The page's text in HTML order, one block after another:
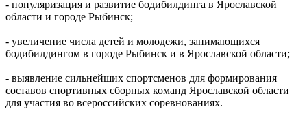
- популяризация и развитие бодибилдинга в Ярославской
области и городе Рыбинск;
- увеличение числа детей и молодежи, занимающихся
бодибилдингом в городе Рыбинск и в Ярославской области;
- выявление сильнейших спортсменов для формирования
составов спортивных сборных команд Ярославской области
для участия во всероссийских соревнованиях.